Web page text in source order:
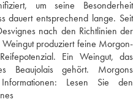
um seine Besonderheit
dauert entsprechend lange. Seit
nach den Richtlinien der
produziert feine Morgon-
Ein Weingut, das
Beaujolais gehört. Morgons
Lesen Sie den